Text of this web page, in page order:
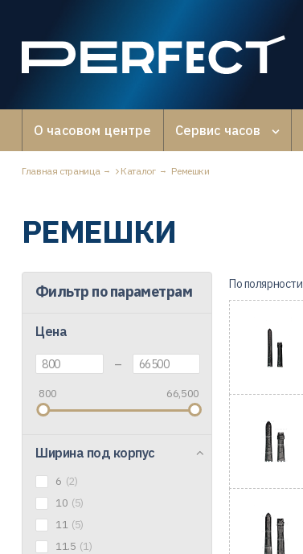
О часовом центре Сервис часов
Главная страница Каталог Ремешки
РЕМЕШКИ
Фильтр по параметрам
Цена
–
800 66,500
Ширина под корпус
6 (2)
10 (5)
11 (5)
11.5 (1)
По полярности